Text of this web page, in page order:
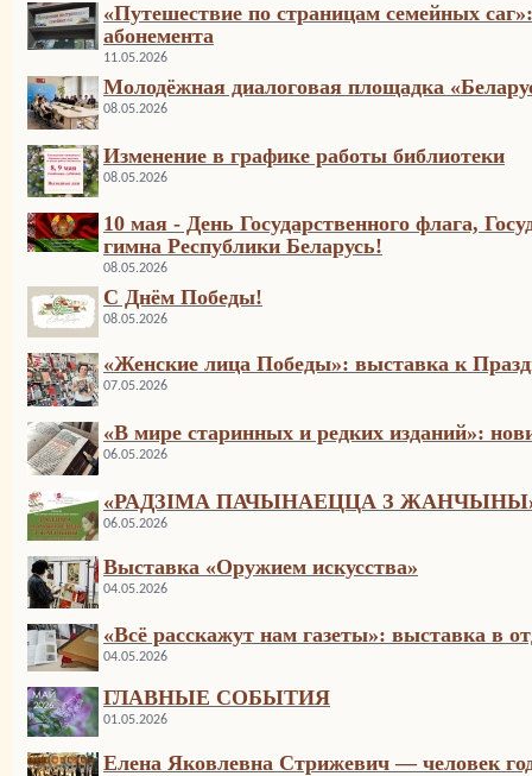
«Путешествие по страницам семейных
абонемента
11.05.2026
Молодёжная диалоговая площадка
08.05.2026
Изменение в графике работы библиотеки
08.05.2026
10 мая - День Государственного флага,
гимна Республики Беларусь!
08.05.2026
С Днём Победы!
08.05.2026
«Женские лица Победы»: выставка к
07.05.2026
«В мире старинных и редких изданий»:
06.05.2026
«РАДЗІМА ПАЧЫНАЕЦЦА З
06.05.2026
Выставка «Оружием искусства»
04.05.2026
«Всё расскажут нам газеты»: выставка в
04.05.2026
ГЛАВНЫЕ СОБЫТИЯ
01.05.2026
Елена Яковлевна Стрижевич — человек